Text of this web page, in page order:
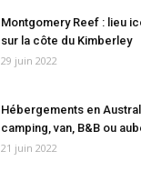
Montgomery Reef : lieu
sur la côte du Kimberley
29 juin 2022
Hébergements en
camping, van, B&B ou
21 juin 2022